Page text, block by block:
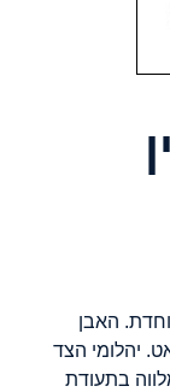
האבן
בליטוש אובל ושוקלת 1.87 קראט. יהלומי הצד
התכשיט מלווה בתעודת